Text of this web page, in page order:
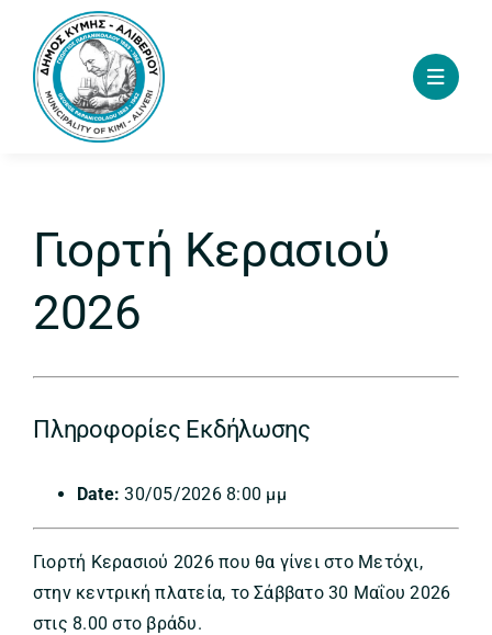
content
Γιορτή Κερασιού
2026
Πληροφορίες Εκδήλωσης
Date: 30/05/2026 8:00 μμ
Γιορτή Κερασιού 2026 που θα γίνει στο Μετόχι,
στην κεντρική πλατεία, το Σάββατο 30 Μαΐου 2026
στις 8.00 στο βράδυ.